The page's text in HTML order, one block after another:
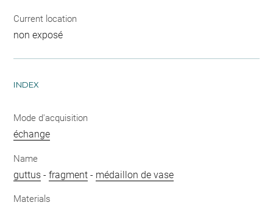
Current location
non exposé
INDEX
Mode d'acquisition
échange
Name
guttus -fragment - médaillon de vase
Materials